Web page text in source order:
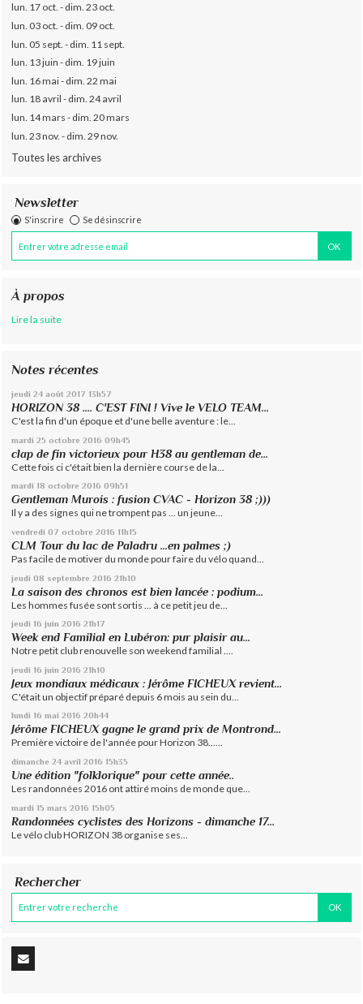
lun. 17 oct. - dim. 23 oct.
lun. 03 oct. - dim. 09 oct.
lun. 05 sept. - dim. 11 sept.
lun. 13 juin - dim. 19 juin
lun. 16 mai - dim. 22 mai
lun. 18 avril - dim. 24 avril
lun. 14 mars - dim. 20 mars
lun. 23 nov. - dim. 29 nov.
Toutes les archives
Newsletter
S'inscrire Se désinscrire
À propos
Lire la suite
Notes récentes
jeudi 24 août 2017 13h57
HORIZON 38 .... C'EST FINI ! Vive le VELO TEAM...
C'est la fin d'un époque et d'une belle aventure : le...
mardi 25 octobre 2016 09h45
clap de fin victorieux pour H38 au gentleman de...
Cette fois ci c'était bien la dernière course de la...
mardi 18 octobre 2016 09h51
Gentleman Murois : fusion CVAC - Horizon 38 ;)))
Il y a des signes qui ne trompent pas ... un jeune...
vendredi 07 octobre 2016 11h15
CLM Tour du lac de Paladru ...en palmes ;)
Pas facile de motiver du monde pour faire du vélo quand...
jeudi 08 septembre 2016 21h10
La saison des chronos est bien lancée : podium...
Les hommes fusée sont sortis ... à ce petit jeu de...
jeudi 16 juin 2016 21h17
Week end Familial en Lubéron: pur plaisir au...
Notre petit club renouvelle son weekend familial ....
jeudi 16 juin 2016 21h10
Jeux mondiaux médicaux : Jérôme FICHEUX revient...
C'était un objectif préparé depuis 6 mois au sein du...
lundi 16 mai 2016 20h44
Jérôme FICHEUX gagne le grand prix de Montrond...
Première victoire de l'année pour Horizon 38......
dimanche 24 avril 2016 15h35
Une édition "folklorique" pour cette année..
Les randonnées 2016 ont attiré moins de monde que...
mardi 15 mars 2016 15h05
Randonnées cyclistes des Horizons - dimanche 17...
Le vélo club HORIZON 38 organise ses...
Rechercher